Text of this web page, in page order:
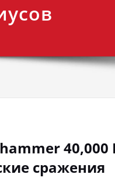
сражения